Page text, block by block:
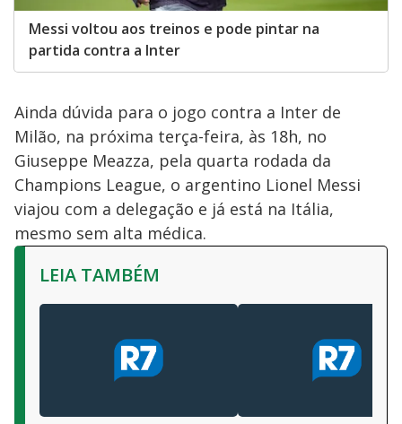
Messi voltou aos treinos e pode pintar na
partida contra a Inter
Ainda dúvida para o jogo contra a Inter de
Milão, na próxima terça-feira, às 18h, no
Giuseppe Meazza, pela quarta rodada da
Champions League, o argentino Lionel Messi
viajou com a delegação e já está na Itália,
mesmo sem alta médica.
LEIA TAMBÉM